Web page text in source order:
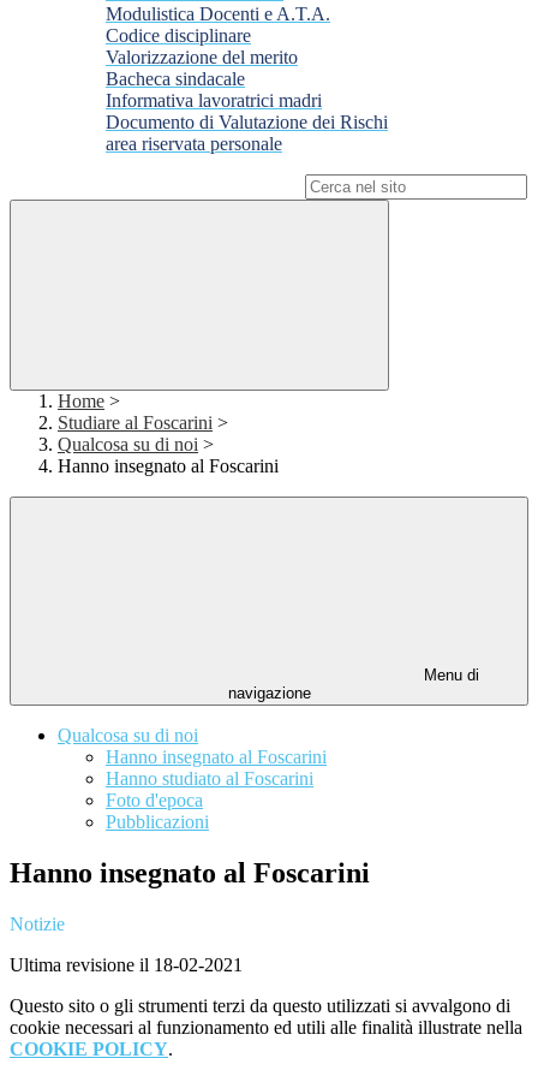
Modulistica Docenti e A.T.A.
Codice disciplinare
Valorizzazione del merito
Bacheca sindacale
Informativa lavoratrici madri
Documento di Valutazione dei Rischi
area riservata personale
Home >
Studiare al Foscarini >
Qualcosa su di noi >
Hanno insegnato al Foscarini
Menu di
navigazione
Qualcosa su di noi
Hanno insegnato al Foscarini
Hanno studiato al Foscarini
Foto d'epoca
Pubblicazioni
Hanno insegnato al Foscarini
Notizie
Ultima revisione il 18-02-2021
Questo sito o gli strumenti terzi da questo utilizzati si avvalgono di
cookie necessari al funzionamento ed utili alle finalità illustrate nella
COOKIE POLICY.